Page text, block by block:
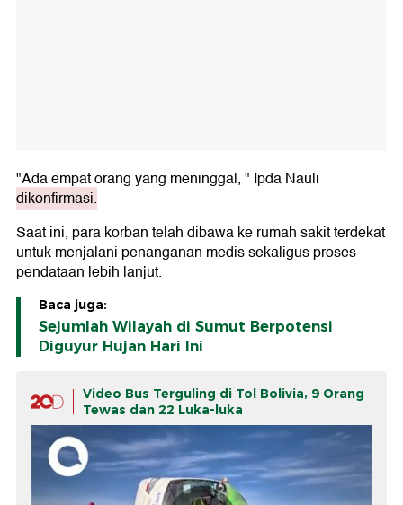
"Ada empat orang yang meninggal, " Ipda Nauli
dikonfirmasi.
Saat ini, para korban telah dibawa ke rumah sakit terdekat
untuk menjalani penanganan medis sekaligus proses
pendataan lebih lanjut.
Baca juga:
Sejumlah Wilayah di Sumut Berpotensi
Diguyur Hujan Hari Ini
Video Bus Terguling di Tol Bolivia, 9 Orang
Tewas dan 22 Luka-luka